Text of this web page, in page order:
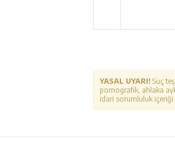
YASAL UYARI! Suç
pornografik, ahlaka
idari sorumluluk içeriği